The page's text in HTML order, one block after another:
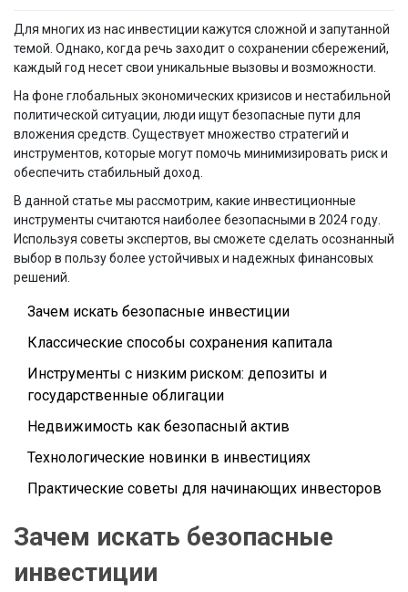
Для многих из нас инвестиции кажутся сложной и запутанной
темой. Однако, когда речь заходит о сохранении сбережений,
каждый год несет свои уникальные вызовы и возможности.
На фоне глобальных экономических кризисов и нестабильной
политической ситуации, люди ищут безопасные пути для
вложения средств. Существует множество стратегий и
инструментов, которые могут помочь минимизировать риск и
обеспечить стабильный доход.
В данной статье мы рассмотрим, какие инвестиционные
инструменты считаются наиболее безопасными в 2024 году.
Используя советы экспертов, вы сможете сделать осознанный
выбор в пользу более устойчивых и надежных финансовых
решений.
Зачем искать безопасные инвестиции
Классические способы сохранения капитала
Инструменты с низким риском: депозиты и
государственные облигации
Недвижимость как безопасный актив
Технологические новинки в инвестициях
Практические советы для начинающих инвесторов
Зачем искать безопасные
инвестиции